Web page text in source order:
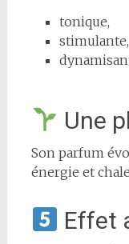
tonique,
stimulante,
Une
Son parfum
énergie et
Effet